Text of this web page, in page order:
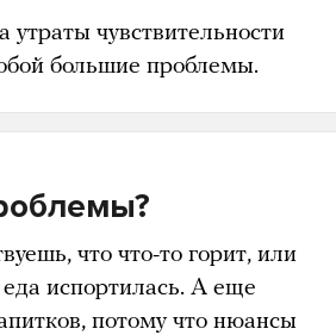
чувствительности
большие проблемы.
что что-то горит, или
еда испортилась. А еще
потому что нюансы